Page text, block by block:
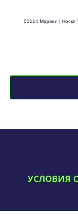
01114 Марвел | Носки
УСЛОВИЯ